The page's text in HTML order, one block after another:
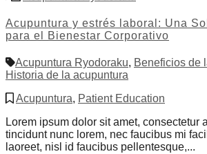
Acupuntura y estrés laboral: Una
para el Bienestar Corporativo
Acupuntura Ryodoraku, Beneficios de
Historia de la acupuntura
Acupuntura, Patient Education
Lorem ipsum dolor sit amet, consectetur
tincidunt nunc lorem, nec faucibus mi
laoreet, nisl id faucibus pellentesque,...